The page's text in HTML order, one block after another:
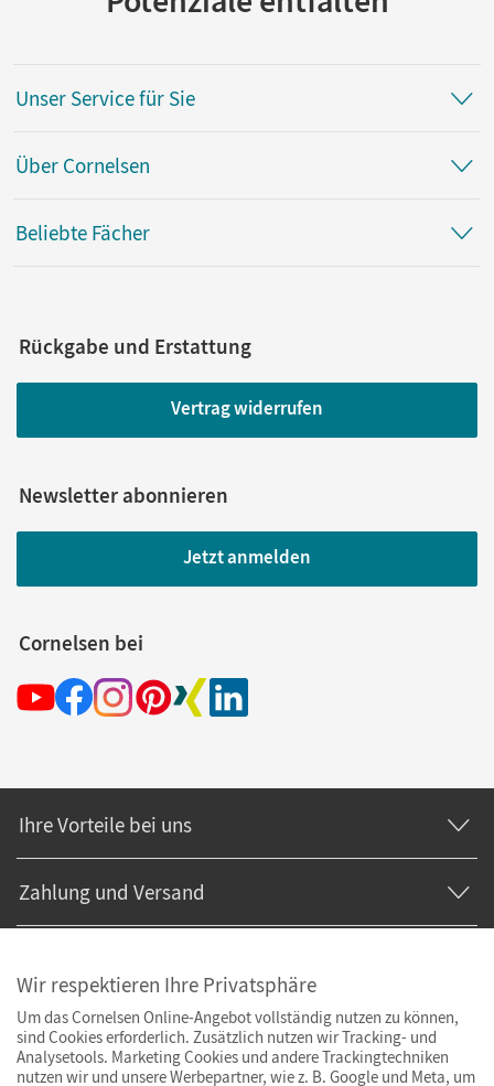
Unser Service für Sie
Über Cornelsen
Beliebte Fächer
Rückgabe und Erstattung
Vertrag widerrufen
Newsletter abonnieren
Jetzt anmelden
Cornelsen bei
Ihre Vorteile bei uns
Zahlung und Versand
Wir respektieren Ihre Privatsphäre
Um das Cornelsen Online-Angebot vollständig nutzen zu können,
sind Cookies erforderlich. Zusätzlich nutzen wir Tracking- und
Analysetools. Marketing Cookies und andere Trackingtechniken
nutzen wir und unsere Werbepartner, wie z. B. Google und Meta, um